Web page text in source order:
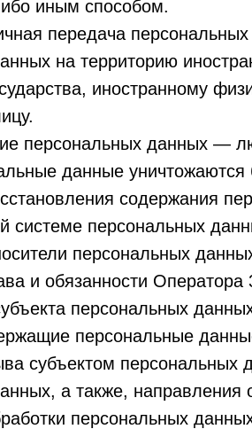
иным способом.
передача
на территорию
иностранному
персональных данных —
данные
содержания
системе персональных
персональных
и обязанности Оператора
персональных
персональные
субъектом персональных
а также,
персональных